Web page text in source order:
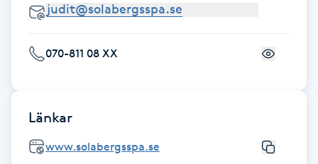
Fransförlängning
070-811 08 XX
Länkar
www.solabergsspa.se